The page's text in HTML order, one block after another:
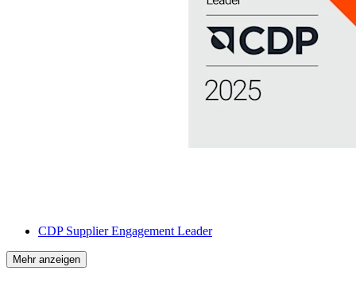
CDP Supplier Engagement Leader
Mehr anzeigen